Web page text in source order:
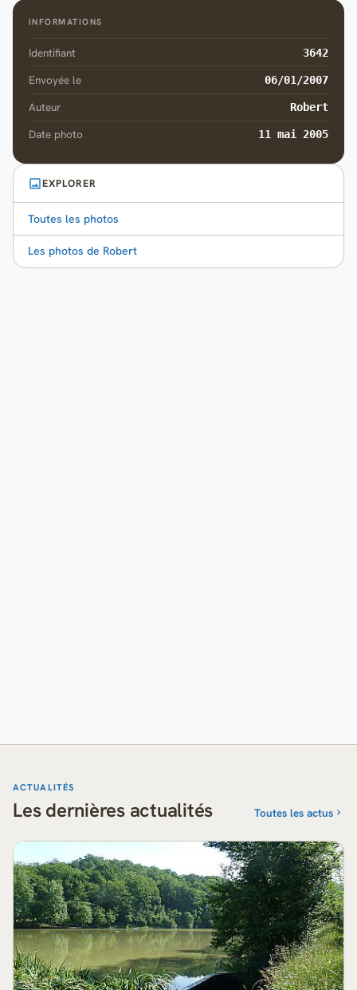
INFORMATIONS
Identifiant 3642
Envoyée le 06/01/2007
Auteur Robert
Date photo 11 mai 2005
EXPLORER
Toutes les photos
Les photos de Robert
ACTUALITÉS
Les dernières actualités Toutes les actus